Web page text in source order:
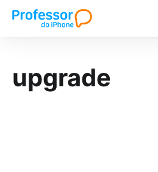
upgrade